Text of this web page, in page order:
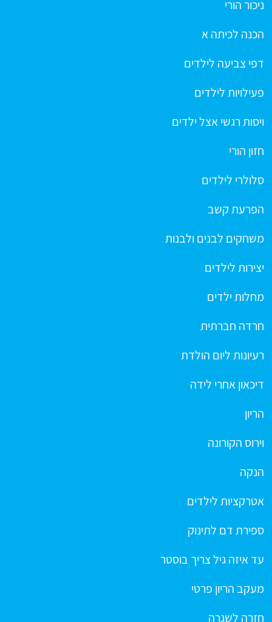
ניכור הורי
הכנה לכיתה א
דפי צביעה לילדים
פעילויות לילדים
ויסות רגשי אצל ילדים
חזון הורי
סלולרי לילדים
הפרעת קשב
משחקים לבנים ולבנות
יצירות לילדים
מחלות ילדים
חרדה חברתית
רעיונות ליום הולדת
דיכאון אחרי לידה
הריון
וירוס הקורונה
הנקה
אטרקציות לילדים
ספירת דם לתינוק
עד איזה גיל צריך בוסטר
מעקב הריון פרטי
חזרה לשגרה